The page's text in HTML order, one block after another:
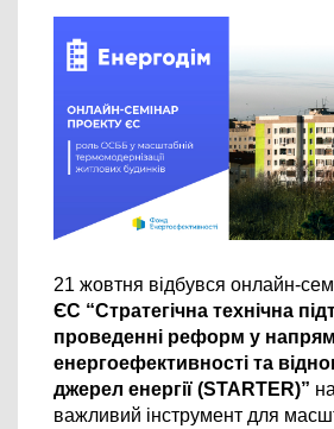
21 жовтня відбувся онлайн-
ЄС “Стратегічна технічна
проведенні реформ у
енергоефективності та
джерел енергії (STARTER)”
важливий інструмент для